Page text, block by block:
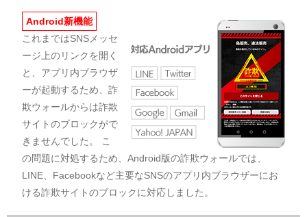
Android新機能
これまではSNSメッセ
ージ上のリンクを開く
と、アプリ内ブラウザ
ーが起動するため、詐
欺ウォールからは詐欺
サイトのブロックがで
きませんでした。 こ
の問題に対処するため、Android版の詐欺ウォールでは、
LINE、Facebookなど主要なSNSのアプリ内ブラウザーにお
ける詐欺サイトのブロックに対応しました。